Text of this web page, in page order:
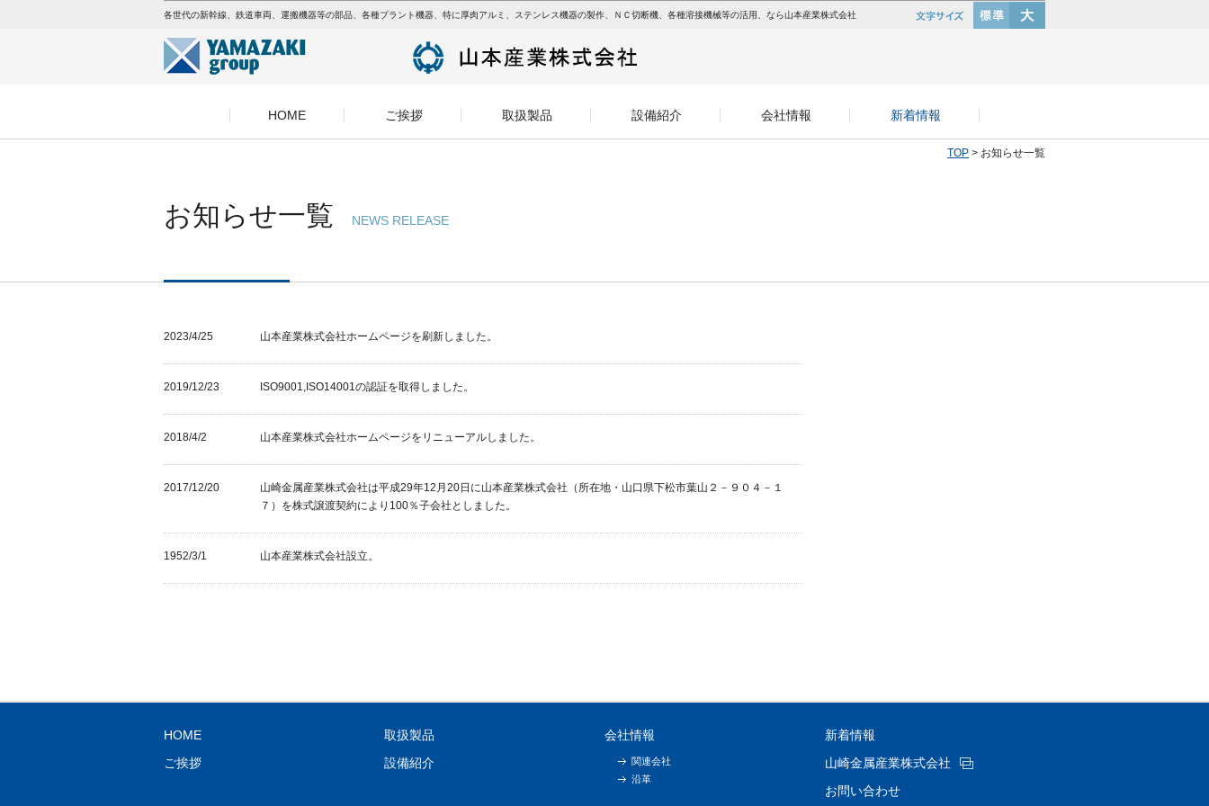
各世代の新幹線、鉄道車両、運搬機器等の部品、各種プラント機器、特に厚肉アルミ、ステンレス機器の製作、ＮＣ切断機、各種溶接機械等の活用、なら山本産業株式会社
HOME ご挨拶 取扱製品 設備紹介 会社情報 新着情報
TOP > お知らせ一覧
お知らせ一覧 NEWS RELEASE
2023/4/25 山本産業株式会社ホームページを刷新しました。
2019/12/23 ISO9001,ISO14001の認証を取得しました。
2018/4/2 山本産業株式会社ホームページをリニューアルしました。
2017/12/20
山崎金属産業株式会社は平成29年12月20日に山本産業株式会社（所在地・山口県下松市葉山２－９０４－１
７）を株式譲渡契約により100％子会社としました。
1952/3/1 山本産業株式会社設立。
HOME
ご挨拶
取扱製品
設備紹介
会社情報
関連会社
沿革
新着情報
山崎金属産業株式会社
お問い合わせ